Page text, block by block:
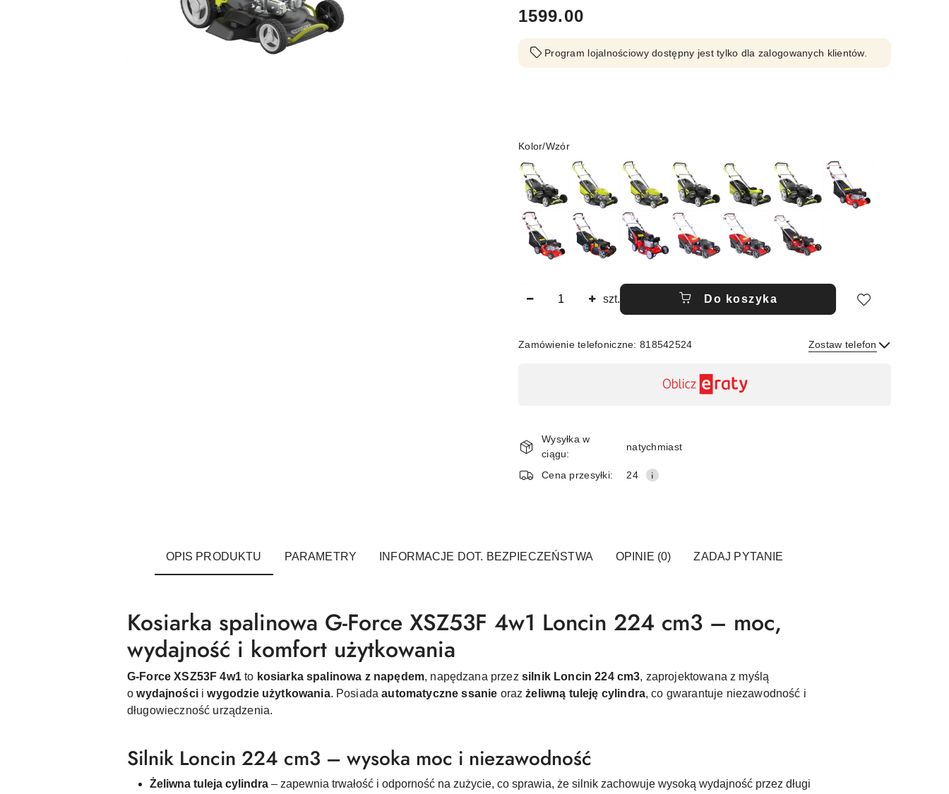
cena:
1599.00
Program lojalnościowy dostępny jest tylko dla zalogowanych klientów.
Wariant
Kolor/Wzór
szt. Do koszyka
Zamówienie telefoniczne: 818542524 Zostaw telefon
i
dostawa
Wysyłka w
ciągu:
natychmiast
Cena przesyłki: 24
OPIS PRODUKTU PARAMETRY INFORMACJE DOT. BEZPIECZEŃSTWA OPINIE (0) ZADAJ PYTANIE
Kosiarka spalinowa G-Force XSZ53F 4w1 Loncin 224 cm3 – moc,
wydajność i komfort użytkowania
G-Force XSZ53F 4w1 to kosiarka spalinowa z napędem, napędzana przez silnik Loncin 224 cm3, zaprojektowana z myślą
o wydajności i wygodzie użytkowania. Posiada automatyczne ssanie oraz żeliwną tuleję cylindra, co gwarantuje niezawodność i
długowieczność urządzenia.
Silnik Loncin 224 cm3 – wysoka moc i niezawodność
Żeliwna tuleja cylindra – zapewnia trwałość i odporność na zużycie, co sprawia, że silnik zachowuje wysoką wydajność przez długi